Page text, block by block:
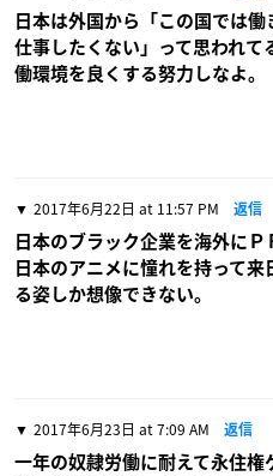
日本は外国から「この国では
仕事したくない」って思われて
働環境を良くする努力しなよ。
2017年6月22日 at 11:57 PM 返信
日本のブラック企業を海外にＰ
日本のアニメに憧れを持って
る姿しか想像できない。
2017年6月23日 at 7:09 AM 返信
一年の奴隷労働に耐えて永住